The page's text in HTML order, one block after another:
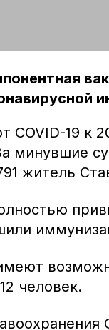
COVID-19 к
минувшие
житель
человек.